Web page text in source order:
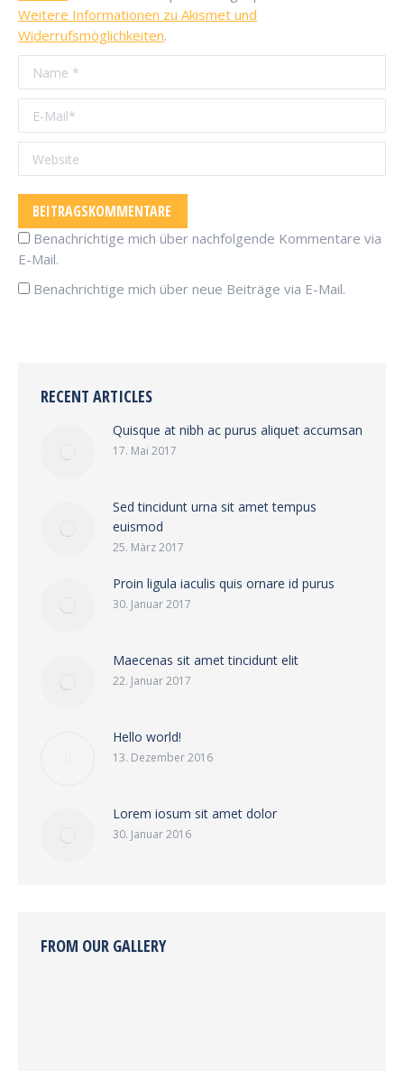
Weitere Informationen zu Akismet und
Widerrufsmöglichkeiten.
Name *
E-Mail *
Website
BEITRAGSKOMMENTARE
Benachrichtige mich über nachfolgende Kommentare via
E-Mail.
Benachrichtige mich über neue Beiträge via E-Mail.
RECENT ARTICLES
Quisque at nibh ac purus aliquet accumsan
17. Mai 2017
Sed tincidunt urna sit amet tempus
euismod
25. März 2017
Proin ligula iaculis quis ornare id purus
30. Januar 2017
Maecenas sit amet tincidunt elit
22. Januar 2017
Hello world!
13. Dezember 2016
Lorem iosum sit amet dolor
30. Januar 2016
FROM OUR GALLERY